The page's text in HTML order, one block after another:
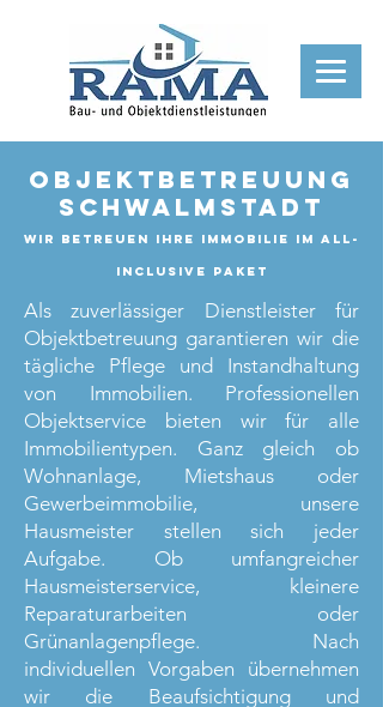
Objektbetreuung
Schwalmstadt
Wir betreuen ihre Immobilie im All-
Inclusive Paket
Als zuverlässiger Dienstleister für
Objektbetreuung garantieren wir die
tägliche Pflege und Instandhaltung
von Immobilien. Professionellen
Objektservice bieten wir für alle
Immobilientypen. Ganz gleich ob
Wohnanlage, Mietshaus oder
Gewerbeimmobilie, unsere
Hausmeister stellen sich jeder
Aufgabe. Ob umfangreicher
Hausmeisterservice, kleinere
Reparaturarbeiten oder
Grünanlagenpflege. Nach
individuellen Vorgaben übernehmen
wir die Beaufsichtigung und